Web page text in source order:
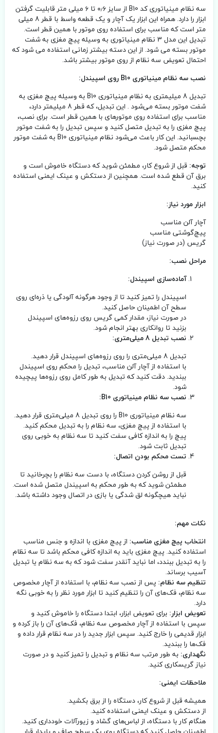
سه نظام مینیاتوری کد B10 از سایز ۰٫۶ تا ۶ میلی متر قابلیت گرفتن
ابزار را دارد. همراه این ابزار یک آچار و یک قطعه واسط با قطر 8 میلی
متر است که مناسب برای استفاده روی موتور با همین قطر است.
تبدیل این مدل 3 نظام مینیاتوری به وسیله پیچ مغزی به شفت
موتور بسته می شود. از این دسته بیشتر زمانی استفاده می شود که
احتمال تعویض سه نظام از روی موتور بیشتر باشد.
نصب سه نظام مینیاتوری B10 روی اسپیندل:
تبدیل 8 میلیمتری به نظام مینیاتوری B10 به وسیله پیچ مغزی به
شفت موتور بسته می‌شود . این تبدیل، که قطر 8 میلیمتر دارد،
مناسب برای استفاده روی موتورهای با همین قطر است. برای نصب،
پیچ مغزی را به تبدیل متصل کنید و سپس تبدیل را به شفت موتور
بچسبانید. این کار باعث می‌شود نظام مینیاتوری B10 به شفت موتور
محکم متصل شود.
توجه: قبل از شروع کار، مطمئن شوید که دستگاه خاموش است و
برق آن قطع شده است. همچنین از دستکش و عینک ایمنی استفاده
کنید.
ابزار مورد نیاز:
آچار آلن مناسب
پیچ‌گوشتی مناسب
گریس (در صورت نیاز)
مراحل نصب:
آماده‌سازی اسپیندل:
اسپیندل را تمیز کنید تا از وجود هرگونه آلودگی یا ذره‌ای روی
سطح آن اطمینان حاصل کنید.
در صورت نیاز، مقدار کمی گریس روی رزوه‌های اسپیندل
بزنید تا روانکاری بهتر انجام شود.
نصب تبدیل 8 میلی‌متری:
تبدیل 8 میلی‌متری را روی رزوه‌های اسپیندل قرار دهید.
با استفاده از آچار آلن مناسب، تبدیل را محکم روی اسپیندل
ببندید. دقت کنید که تبدیل به طور کامل روی رزوه‌ها پیچیده
شود.
نصب سه نظام مینیاتوری B10:
سه نظام مینیاتوری B10 را روی تبدیل 8 میلی‌متری قرار دهید.
با استفاده از پیچ مغزی، سه نظام را به تبدیل محکم کنید.
پیچ را به اندازه کافی سفت کنید تا سه نظام به خوبی روی
تبدیل ثابت شود.
تست محکم بودن اتصال:
قبل از روشن کردن دستگاه، با دست سه نظام را بچرخانید تا
مطمئن شوید که به طور محکم به اسپیندل متصل شده است.
نباید هیچگونه لق شدگی یا بازی در اتصال وجود داشته باشد.
نکات مهم:
انتخاب پیچ مغزی مناسب: از پیچ مغزی با اندازه و جنس مناسب
استفاده کنید. پیچ مغزی باید به اندازه کافی محکم باشد تا سه نظام
را به تبدیل ببندد، اما نباید آنقدر سفت شود که به سه نظام یا تبدیل
آسیب برساند.
تنظیم سه نظام: پس از نصب سه نظام، با استفاده از آچار مخصوص
سه نظام، فک‌های آن را تنظیم کنید تا ابزار مورد نظر را به خوبی نگه
دارد.
تعویض ابزار: برای تعویض ابزار، ابتدا دستگاه را خاموش کنید و
سپس با استفاده از آچار مخصوص سه نظام، فک‌های آن را باز کرده و
ابزار قدیمی را خارج کنید. سپس ابزار جدید را در سه نظام قرار داده و
فک‌ها را ببندید.
نگهداری: به طور مرتب سه نظام و تبدیل را تمیز کنید و در صورت
نیاز گریسکاری کنید.
ملاحظات ایمنی:
همیشه قبل از شروع کار، دستگاه را از برق بکشید.
از دستکش و عینک ایمنی استفاده کنید.
هنگام کار با دستگاه، از لباس‌های گشاد و زیورآلات خودداری کنید.